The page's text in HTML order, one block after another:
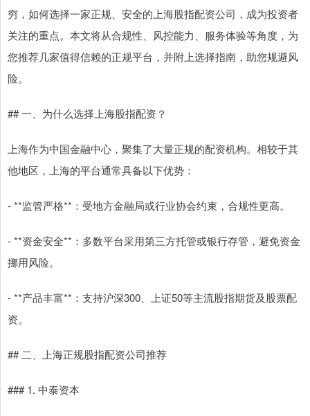
穷，如何选择一家正规、安全的上海股指配资公司，成为投资者
关注的重点。本文将从合规性、风控能力、服务体验等角度，为
您推荐几家值得信赖的正规平台，并附上选择指南，助您规避风
险。
## 一、为什么选择上海股指配资？
上海作为中国金融中心，聚集了大量正规的配资机构。相较于其
他地区，上海的平台通常具备以下优势：
- **监管严格**：受地方金融局或行业协会约束，合规性更高。
- **资金安全**：多数平台采用第三方托管或银行存管，避免资金
挪用风险。
- **产品丰富**：支持沪深300、上证50等主流股指期货及股票配
资。
## 二、上海正规股指配资公司推荐
### 1. 中泰资本